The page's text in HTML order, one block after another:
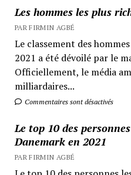
Les hommes les plus
PAR FIRMIN AGBÉ
Le classement des
2021 a été dévoilé par le
Officiellement, le média
milliardaires...
Commentaires sont désactivés
Le top 10 des
Danemark en 2021
PAR FIRMIN AGBÉ